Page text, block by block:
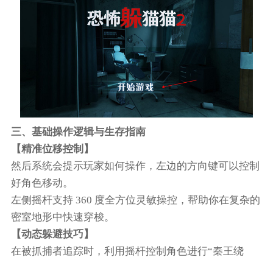
三、基础操作逻辑与生存指南
【精准位移控制】
然后系统会提示玩家如何操作，左边的方向键可以控制
好角色移动。
左侧摇杆支持 360 度全方位灵敏操控，帮助你在复杂的
密室地形中快速穿梭。
【动态躲避技巧】
在被抓捕者追踪时，利用摇杆控制角色进行“秦王绕